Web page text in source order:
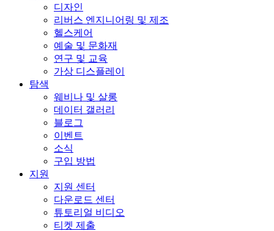
디자인
리버스 엔지니어링 및 제조
헬스케어
예술 및 문화재
연구 및 교육
가상 디스플레이
탐색
웨비나 및 살롱
데이터 갤러리
블로그
이벤트
소식
구입 방법
지원
지원 센터
다운로드 센터
튜토리얼 비디오
티켓 제출